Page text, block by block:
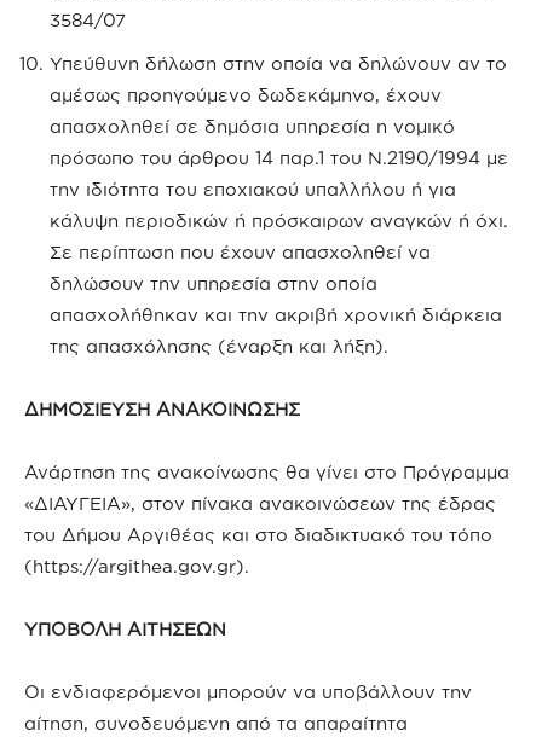
3584/07
Υπεύθυνη δήλωση στην οποία να δηλώνουν αν το
αμέσως προηγούμενο δωδεκάμηνο, έχουν
απασχοληθεί σε δημόσια υπηρεσία η νομικό
πρόσωπο του άρθρου 14 παρ.1 του Ν.2190/1994 με
την ιδιότητα του εποχιακού υπαλλήλου ή για
κάλυψη περιοδικών ή πρόσκαιρων αναγκών ή όχι.
Σε περίπτωση που έχουν απασχοληθεί να
δηλώσουν την υπηρεσία στην οποία
απασχολήθηκαν και την ακριβή χρονική διάρκεια
της απασχόλησης (έναρξη και λήξη).
ΔΗΜΟΣΙΕΥΣΗ ΑΝΑΚΟΙΝΩΣΗΣ
Ανάρτηση της ανακοίνωσης θα γίνει στο Πρόγραμμα
«ΔΙΑΥΓΕΙΑ», στον πίνακα ανακοινώσεων της έδρας
του Δήμου Αργιθέας και στο διαδικτυακό του τόπο
(https://argithea.gov.gr).
ΥΠΟΒΟΛΗ ΑΙΤΗΣΕΩΝ
Οι ενδιαφερόμενοι μπορούν να υποβάλλουν την
αίτηση, συνοδευόμενη από τα απαραίτητα